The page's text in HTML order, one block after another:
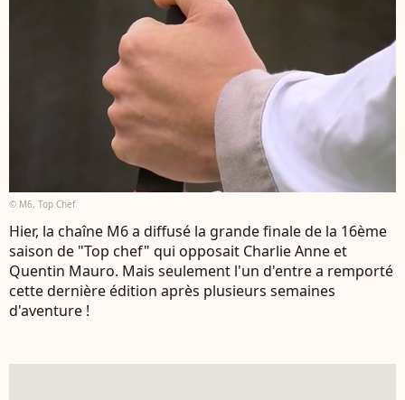
© M6, Top Chef
Hier, la chaîne M6 a diffusé la grande finale de la 16ème
saison de "Top chef" qui opposait Charlie Anne et
Quentin Mauro. Mais seulement l'un d'entre a remporté
cette dernière édition après plusieurs semaines
d'aventure !